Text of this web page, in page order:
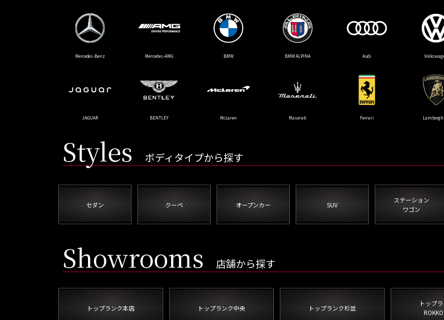
Mercedes-Benz Mercedes-AMG BMW BMW ALPINA Audi
JAGUAR BENTLEY McLaren Maserati Ferrari
Styles ボディタイプから探す
セダン クーペ オープンカー SUV
ステーション
ワゴン
Showrooms 店舗から探す
トップランク本店 トップランク中央 トップランク杉並
トップ